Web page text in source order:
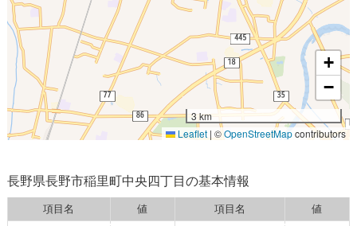
+
−
3 km
Leaflet | ©OpenStreetMapcontributors
長野県長野市稲里町中央四丁目の基本情報
項目名 値 項目名
値